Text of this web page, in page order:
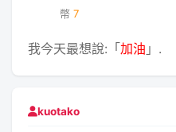
幣 7
我今天最想說:「加油 」.
kuotako